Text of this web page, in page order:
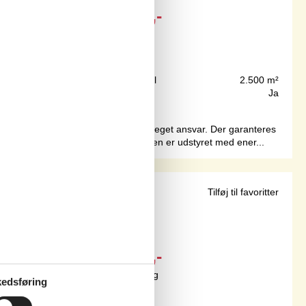
8.590,-
Grundareal
2.500 m²
Ja
service af disse er gæsternes eget ansvar. Der garanteres
at medbringe husdyr. Ferieboligen er udstyret med ener...
4.716,-
Inkl. rengøring og forsikring
Tilføj til favoritter